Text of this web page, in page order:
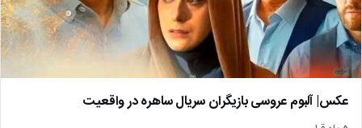
عکس| آلبوم عروسی بازیگران سریال ساهره در واقعیت